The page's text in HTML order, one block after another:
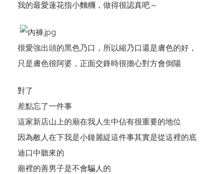
我的最愛蓮花指小麵糰，做得很認真吧～
很愛強出頭的黑色乃口，所以縮乃口還是膚色的好，
只是膚色很阿婆，正面交鋒時很擔心對方會倒陽
對了
差點忘了一件事
這家新店山上的廟在我人生中佔有很重要的地位
因為敝人在下我是小鐘麗緹這件事其實是從這裡的底
迪口中聽來的
廟裡的善男子是不會騙人的